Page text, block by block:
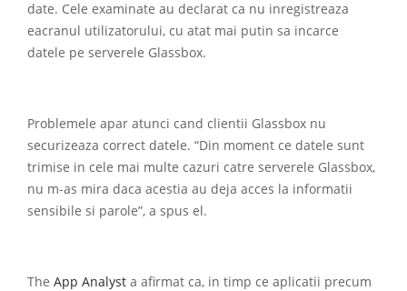
date. Cele examinate au declarat ca nu inregistreaza
eacranul utilizatorului, cu atat mai putin sa incarce
datele pe serverele Glassbox.
Problemele apar atunci cand clientii Glassbox nu
securizeaza correct datele. “Din moment ce datele sunt
trimise in cele mai multe cazuri catre serverele Glassbox,
nu m-as mira daca acestia au deja acces la informatii
sensibile si parole”, a spus el.
The App Analyst a afirmat ca, in timp ce aplicatii precum